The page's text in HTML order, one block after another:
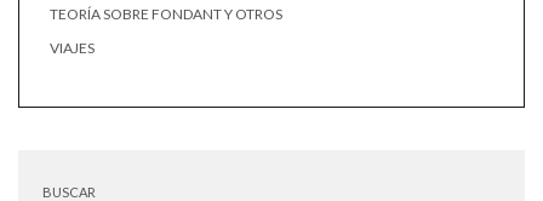
TEORÍA SOBRE FONDANT Y OTROS
VIAJES
BUSCAR